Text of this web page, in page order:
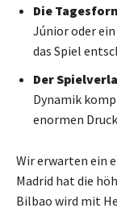
Die
Júnior oder
das Spiel
Der
Dynamik
enormen
Wir erwarten ein
Madrid hat die
Bilbao wird mit